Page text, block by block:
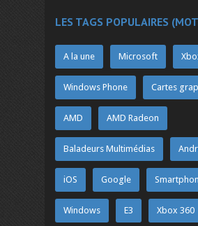
LES TAGS POPULAIRES
A la une Microsoft
Windows Phone Cartes
AMD AMD Radeon
Baladeurs Multimédias
iOS Google
Windows E3 Xbox 360